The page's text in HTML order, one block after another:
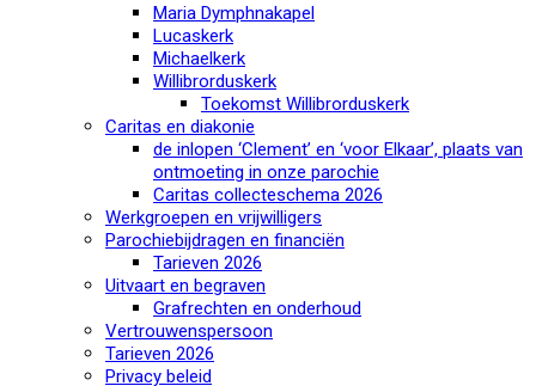
Maria Dymphnakapel
Lucaskerk
Michaelkerk
Willibrorduskerk
Toekomst Willibrorduskerk
Caritas en diakonie
de inlopen ‘Clement’ en ‘voor Elkaar’, plaats van
ontmoeting in onze parochie
Caritas collecteschema 2026
Werkgroepen en vrijwilligers
Parochiebijdragen en financiën
Tarieven 2026
Uitvaart en begraven
Grafrechten en onderhoud
Vertrouwenspersoon
Tarieven 2026
Privacy beleid